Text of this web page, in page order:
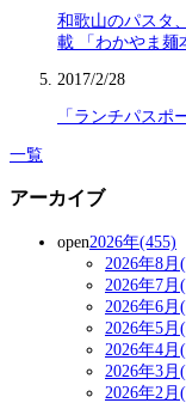
和歌山のパスタ
載 「わかやま麺
2017/2/28
「ランチパスポ
一覧
アーカイブ
open2026年(455)
2026年8月
2026年7月
2026年6月
2026年5月
2026年4月
2026年3月
2026年2月